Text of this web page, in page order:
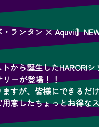
・ランタン × Aquvii】
から誕生したHARORIシ
リーが登場！！
すが、皆様にできるだ
意したちょっとお得な